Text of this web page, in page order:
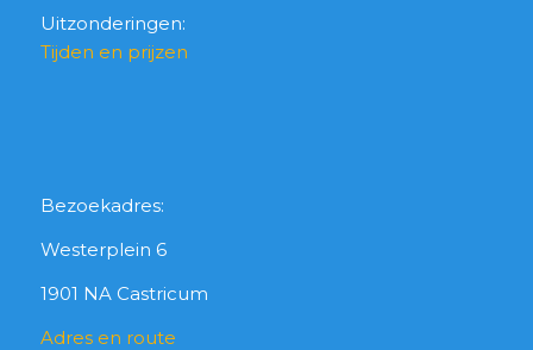
Uitzonderingen:
Tijden en prijzen
Bezoekadres:
Westerplein 6
1901 NA Castricum
Adres en route